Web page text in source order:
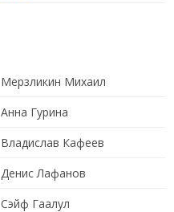
Мерзликин Михаил
Анна Гурина
Владислав Кафеев
Денис Лафанов
Сэйф Гаалул